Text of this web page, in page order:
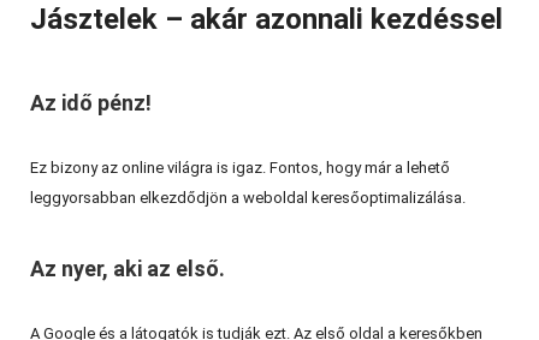
Jásztelek – akár azonnali kezdéssel
Az idő pénz!
Ez bizony az online világra is igaz. Fontos, hogy már a lehető
leggyorsabban elkezdődjön a weboldal keresőoptimalizálása.
Az nyer, aki az első.
A Google és a látogatók is tudják ezt. Az első oldal a keresőkben